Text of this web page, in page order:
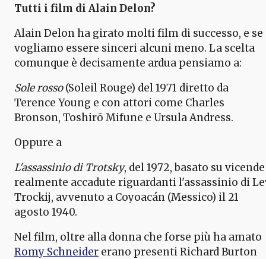
Tutti i film di Alain Delon?
Alain Delon ha girato molti film di successo, e se
vogliamo essere sinceri alcuni meno. La scelta
comunque è decisamente ardua pensiamo a:
Sole rosso(Soleil Rouge) del 1971 diretto da
Terence Young e con attori come Charles
Bronson, Toshirō Mifune e Ursula Andress.
Oppure a
L'assassinio di Trotsky, del 1972, basato su vicende
realmente accadute riguardanti l'assassinio di
Trockij, avvenuto a Coyoacán (Messico) il 21
agosto 1940.
Nel film, oltre alla donna che forse più ha amato
Romy Schneider erano presenti Richard Burton